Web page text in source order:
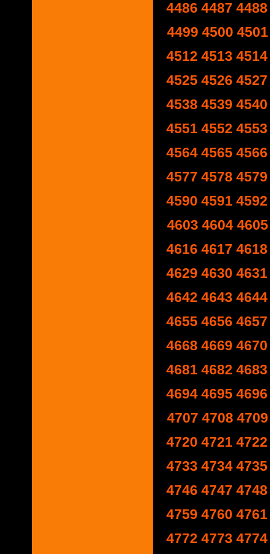
4486 4487 4488
4499 4500 4501
4512 4513 4514
4525 4526 4527
4538 4539 4540
4551 4552 4553
4564 4565 4566
4577 4578 4579
4590 4591 4592
4603 4604 4605
4616 4617 4618
4629 4630 4631
4642 4643 4644
4655 4656 4657
4668 4669 4670
4681 4682 4683
4694 4695 4696
4707 4708 4709
4720 4721 4722
4733 4734 4735
4746 4747 4748
4759 4760 4761
4772 4773 4774